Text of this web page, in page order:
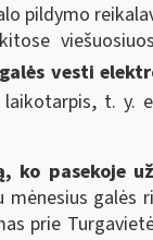
pildymo
vesti
t. y.
ko pasekoje
mėnesius galės
prie